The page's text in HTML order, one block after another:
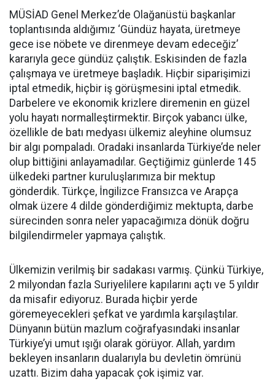
MÜSİAD Genel Merkez’de Olağanüstü başkanlar
toplantısında aldığımız ‘Gündüz hayata, üretmeye
gece ise nöbete ve direnmeye devam edeceğiz’
kararıyla gece gündüz çalıştık. Eskisinden de fazla
çalışmaya ve üretmeye başladık. Hiçbir siparişimizi
iptal etmedik, hiçbir iş görüşmesini iptal etmedik.
Darbelere ve ekonomik krizlere diremenin en güzel
yolu hayatı normalleştirmektir. Birçok yabancı ülke,
özellikle de batı medyası ülkemiz aleyhine olumsuz
bir algı pompaladı. Oradaki insanlarda Türkiye’de neler
olup bittiğini anlayamadılar. Geçtiğimiz günlerde 145
ülkedeki partner kuruluşlarımıza bir mektup
gönderdik. Türkçe, İngilizce Fransızca ve Arapça
olmak üzere 4 dilde gönderdiğimiz mektupta, darbe
sürecinden sonra neler yapacağımıza dönük doğru
bilgilendirmeler yapmaya çalıştık.
Ülkemizin verilmiş bir sadakası varmış. Çünkü Türkiye,
2 milyondan fazla Suriyelilere kapılarını açtı ve 5 yıldır
da misafir ediyoruz. Burada hiçbir yerde
göremeyecekleri şefkat ve yardımla karşılaştılar.
Dünyanın bütün mazlum coğrafyasındaki insanlar
Türkiye’yi umut ışığı olarak görüyor. Allah, yardım
bekleyen insanların dualarıyla bu devletin ömrünü
uzattı. Bizim daha yapacak çok işimiz var.